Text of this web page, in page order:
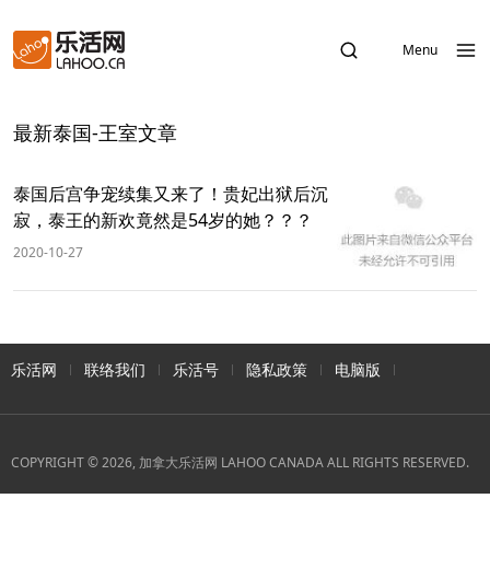
Menu
最新泰国-王室文章
泰国后宫争宠续集又来了！贵妃出狱后沉
寂，泰王的新欢竟然是54岁的她？？？
2020-10-27
乐活网 联络我们 乐活号 隐私政策 电脑版
COPYRIGHT © 2026, 加拿大乐活网 LAHOO CANADA ALL RIGHTS RESERVED.